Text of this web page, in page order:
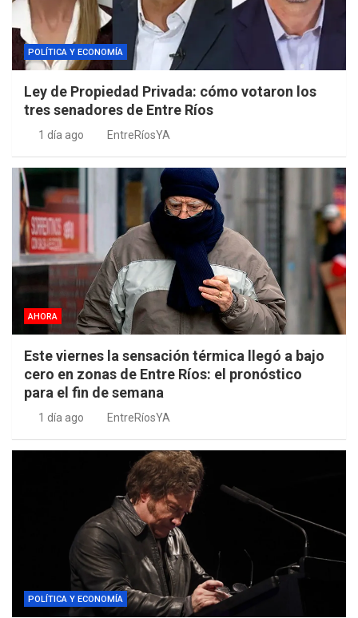
POLÍTICA Y ECONOMÍA
Ley de Propiedad Privada: cómo votaron los
tres senadores de Entre Ríos
1 día ago EntreRíosYA
AHORA
Este viernes la sensación térmica llegó a bajo
cero en zonas de Entre Ríos: el pronóstico
para el fin de semana
1 día ago EntreRíosYA
POLÍTICA Y ECONOMÍA